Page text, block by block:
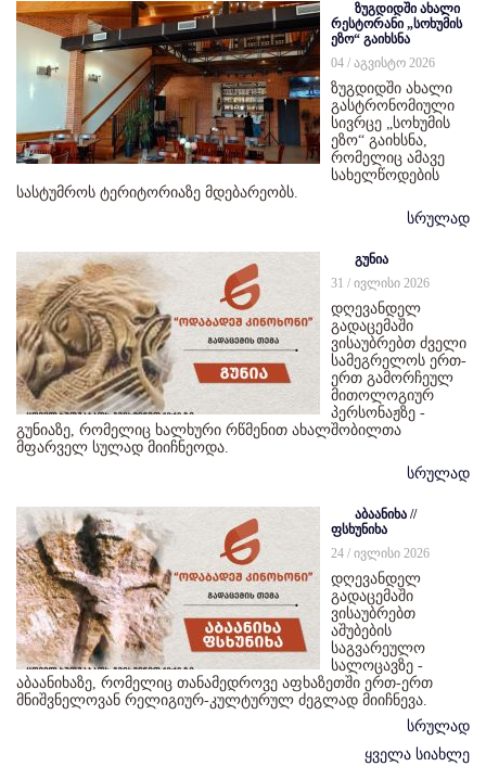
ზუგდიდში ახალი
რესტორანი „სოხუმის
ეზო“ გაიხსნა
04 / აგვისტო 2026
ზუგდიდში ახალი
გასტრონომიული
სივრცე „სოხუმის
ეზო“ გაიხსნა,
რომელიც ამავე
სახელწოდების
სასტუმროს ტერიტორიაზე მდებარეობს.
სრულად
გუნია
31 / ივლისი 2026
დღევანდელ
გადაცემაში
ვისაუბრებთ ძველი
სამეგრელოს ერთ-
ერთ გამორჩეულ
მითოლოგიურ
პერსონაჟზე -
გუნიაზე, რომელიც ხალხური რწმენით ახალშობილთა
მფარველ სულად მიიჩნეოდა.
სრულად
აბაანიხა //
ფსხუნიხა
24 / ივლისი 2026
დღევანდელ
გადაცემაში
ვისაუბრებთ
აშუბების
საგვარეულო
სალოცავზე -
აბაანიხაზე, რომელიც თანამედროვე აფხაზეთში ერთ-ერთ
მნიშვნელოვან რელიგიურ-კულტურულ ძეგლად მიიჩნევა.
სრულად
ყველა სიახლე